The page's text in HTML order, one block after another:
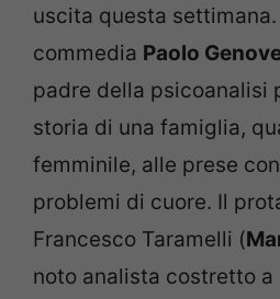
uscita questa
commedia Paolo
padre della psicoanalisi
storia di una famiglia,
femminile, alle prese
problemi di cuore. Il
Francesco Taramelli (
noto analista costretto a